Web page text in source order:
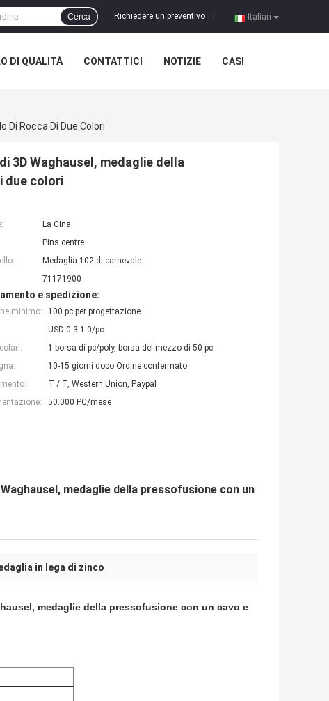
Italian
Richiedere un preventivo
Cerca
DI QUALITÀ CONTATTICI NOTIZIE CASI
Di Rocca Di Due Colori
3D Waghausel, medaglie della
due colori
La Cina
Pins centre
Medaglia 102 di carnevale
71171900
e spedizione:
minimo:
100 pc per progettazione
USD 0.3-1.0/pc
1 borsa di pc/poly, borsa del mezzo di 50 pc
10-15 giorni dopo Ordine confermato
T / T, Western Union, Paypal
50.000 PC/mese
medaglie della pressofusione con un
in lega di zinco
medaglie della pressofusione con un cavo e